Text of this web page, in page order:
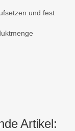
und fest
Artikel: